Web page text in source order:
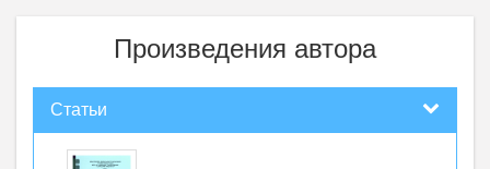
Произведения автора
Статьи